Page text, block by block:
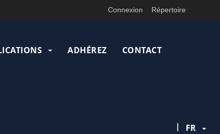
Connexion Répertoire
ADHÉREZ CONTACT
| FR